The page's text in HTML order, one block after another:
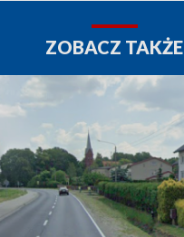
ZOBACZ TAKŻE